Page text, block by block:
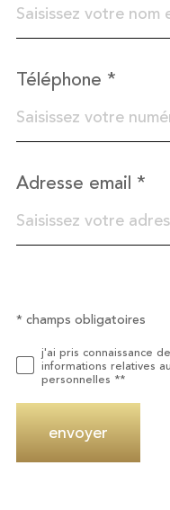
Téléphone *
Adresse email *
Validation
* champs obligatoires
j'ai pris connaissance
informations relatives
personnelles **
envoyer